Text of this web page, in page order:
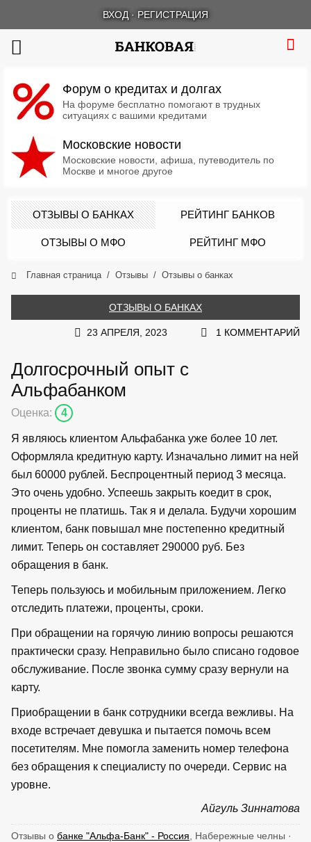
ВХОД · РЕГИСТРАЦИЯ
Форум о кредитах и долгах
На форуме бесплатно помогают в трудных
ситуациях с вашими кредитами
Московские новости
Московские новости, афиша, путеводитель по
Москве и многое другое
ОТЗЫВЫ О БАНКАХ РЕЙТИНГ БАНКОВ
ОТЗЫВЫ О МФО РЕЙТИНГ МФО
Главная страница Отзывы Отзывы о банках
ОТЗЫВЫ О БАНКАХ
23 АПРЕЛЯ, 2023 1 КОММЕНТАРИЙ
Долгосрочный опыт с
Альфабанком
Оценка: 4
Я являюсь клиентом Альфабанка уже более 10 лет.
Оформляла кредитную карту. Изначально лимит на ней
был 60000 рублей. Беспроцентный период 3 месяца.
Это очень удобно. Успеешь закрыть коедит в срок,
проценты не платишь. Так я и делала. Будучи хорошим
клиентом, банк повышал мне постепенно кредитный
лимит. Теперь он составляет 290000 руб. Без
обращения в банк.
Теперь пользуюсь и мобильным приложением. Легко
отследить платежи, проценты, сроки.
При обращении на горячую линию вопросы решаются
практически сразу. Неправильно было списано годовое
обслуживание. После звонка сумму сразу вернули на
карту.
Приобращении в банк сотрудники всегда вежливы. На
входе встречает девушка и пытается помочь всем
посетителям. Мне помогла заменить номер телефона
без обращения к специалисту по очереди. Сервис на
уровне.
Айгуль Зиннатова
Отзывы о банке "Альфа-Банк" - Россия , Набережные челны ·